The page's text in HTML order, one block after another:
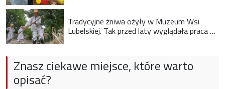
Tradycyjne żniwa ożyły w Muzeum Wsi
Lubelskiej. Tak przed laty wyglądała praca na
Znasz ciekawe miejsce, które warto
opisać?